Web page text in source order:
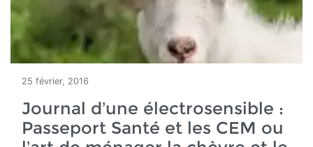
25 février, 2016
Journal d’une électrosensible :
Passeport Santé et les CEM ou